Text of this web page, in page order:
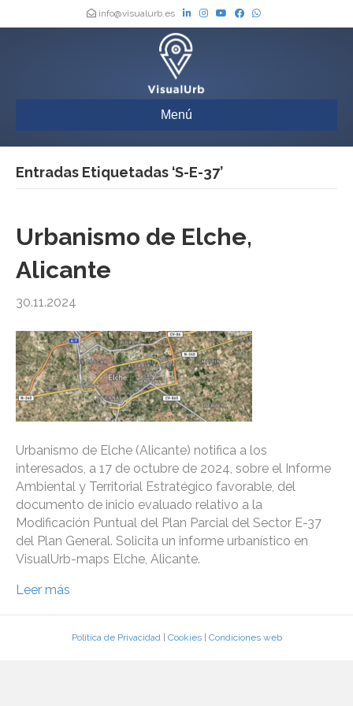
info@visualurb.es
Menú
Entradas Etiquetadas ‘S-E-37’
Urbanismo de Elche,
Alicante
30.11.2024
Urbanismo de Elche (Alicante) notifica a los
interesados, a 17 de octubre de 2024, sobre el Informe
Ambiental y Territorial Estratégico favorable, del
documento de inicio evaluado relativo a la
Modificación Puntual del Plan Parcial del Sector E-37
del Plan General. Solicita un informe urbanístico en
VisualUrb-maps Elche, Alicante.
Leer más
Política de Privacidad| Cookies| Condiciones web